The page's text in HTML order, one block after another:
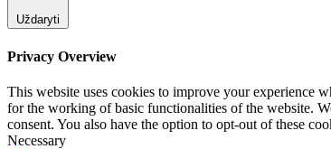
Uždaryti
Privacy Overview
This website uses cookies to improve your experience
for the working of basic functionalities of the website.
consent. You also have the option to opt-out of these
Necessary